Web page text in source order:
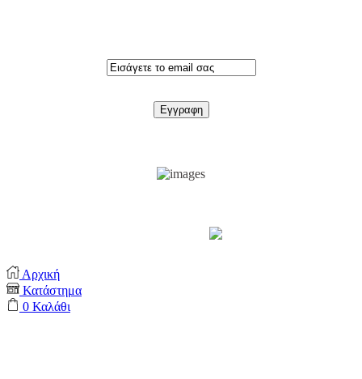
Αρχική
Κατάστημα
0 Καλάθι